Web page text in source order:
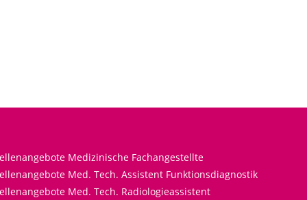
Medizinische Fachangestellte
Med. Tech. Assistent Funktionsdiagnostik
Med. Tech. Radiologieassistent